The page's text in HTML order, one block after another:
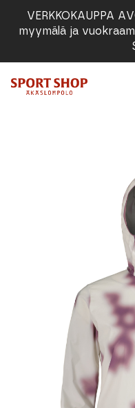
VERKKOKAUPPA
myymälä ja